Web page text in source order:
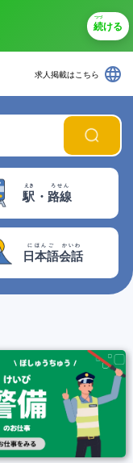
続
つづ
ける
求人掲載はこちら language
駅
えき
・ 路線
ろせん
日本語
にほんご
会話
かいわ